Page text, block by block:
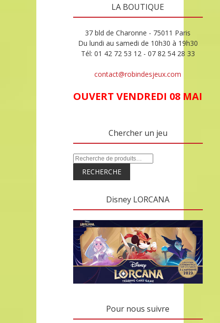
LA BOUTIQUE
37 bld de Charonne - 75011 Paris
Du lundi au samedi de 10h30 à 19h30
Tél: 01 42 72 53 12 - 07 82 54 28 33
contact@robindesjeux.com
OUVERT VENDREDI 08 MAI
Chercher un jeu
RECHERCHE
Disney LORCANA
Pour nous suivre